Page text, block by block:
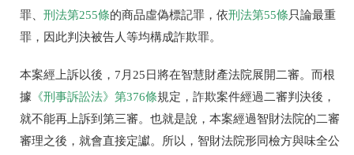
罪、 刑法第255條的商品虛偽標記罪，依刑法第55條只論最重
罪，因此判決被告人等均構成詐欺罪。
本案經上訴以後，7月25日將在智慧財產法院展開二審。而根
據 《刑事訴訟法》第376條規定，詐欺案件經過二審判決後，
就不能再上訴到第三審。也就是說，本案經過智財法院的二審
審理之後，就會直接定讞。所以，智財法院形同檢方與味全公